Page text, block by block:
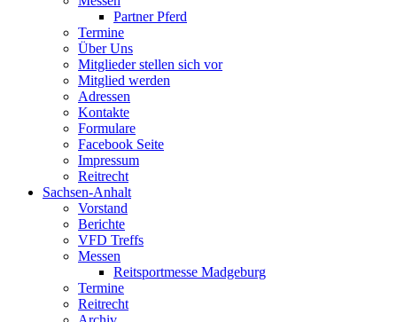
Partner Pferd
Termine
Über Uns
Mitglieder stellen sich vor
Mitglied werden
Adressen
Kontakte
Formulare
Facebook Seite
Impressum
Reitrecht
Sachsen-Anhalt
Vorstand
Berichte
VFD Treffs
Messen
Reitsportmesse Madgeburg
Termine
Reitrecht